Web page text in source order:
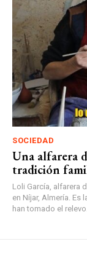
SOCIEDAD
Una alfarera
tradición
Loli García, alfarera
en Níjar, Almería. Es
han tomado el relevo.